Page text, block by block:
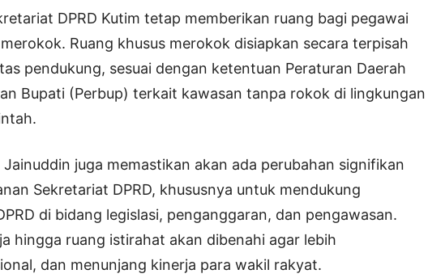
DPRD Kutim tetap memberikan ruang bagi pegawai
Ruang khusus merokok disiapkan secara terpisah
pendukung, sesuai dengan ketentuan Peraturan Daerah
Bupati (Perbup) terkait kawasan tanpa rokok di lingkungan
juga memastikan akan ada perubahan signifikan
Sekretariat DPRD, khususnya untuk mendukung
di bidang legislasi, penganggaran, dan pengawasan.
hingga ruang istirahat akan dibenahi agar lebih
dan menunjang kinerja para wakil rakyat.